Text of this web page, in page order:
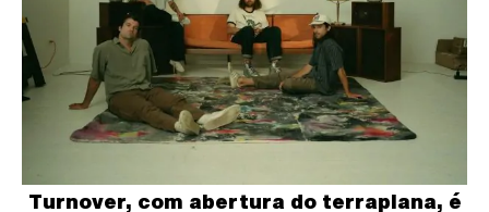
Turnover, com abertura do terraplana, é